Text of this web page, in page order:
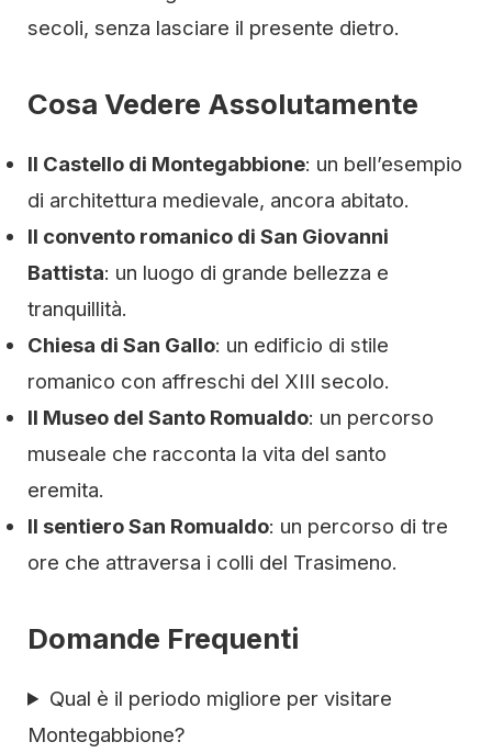
secoli, senza lasciare il presente dietro.
Cosa Vedere Assolutamente
Il Castello di Montegabbione: un bell’esempio
di architettura medievale, ancora abitato.
Il convento romanico di San Giovanni
Battista: un luogo di grande bellezza e
tranquillità.
Chiesa di San Gallo: un edificio di stile
romanico con affreschi del XIII secolo.
Il Museo del Santo Romualdo: un percorso
museale che racconta la vita del santo
eremita.
Il sentiero San Romualdo: un percorso di tre
ore che attraversa i colli del Trasimeno.
Domande Frequenti
Qual è il periodo migliore per visitare
Montegabbione?